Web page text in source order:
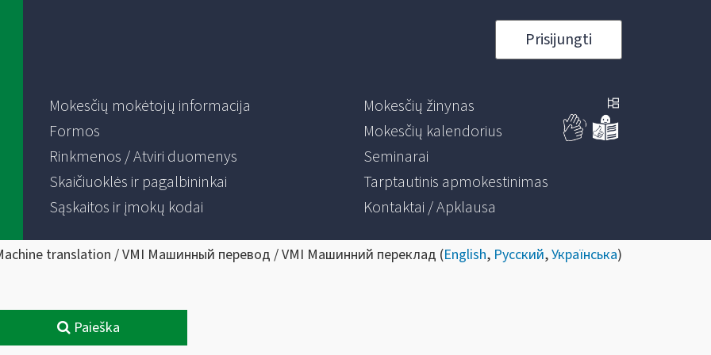
Prisijungti
Mokesčių mokėtojų informacija
Formos
Rinkmenos / Atviri duomenys
Skaičiuoklės ir pagalbininkai
Sąskaitos ir įmokų kodai
Mokesčių žinynas
Mokesčių kalendorius
Seminarai
Tarptautinis apmokestinimas
Kontaktai / Apklausa
translation / VMI Машинный перевод / VMI Машинний переклад (English, Русский,Українська)
Paieška